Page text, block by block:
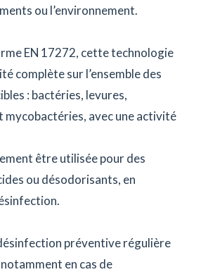
ou l’environnement.
EN 17272, cette technologie
complète sur l’ensemble des
: bactéries, levures,
mycobactéries, avec une activité
être utilisée pour des
ou désodorisants, en
préventive régulière
en cas de